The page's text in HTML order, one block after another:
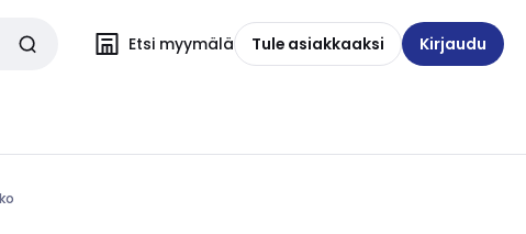
Etsi myymälä Tule asiakkaaksi Kirjaudu